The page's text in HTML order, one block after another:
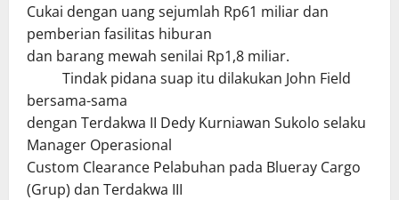
Cukai dengan uang sejumlah Rp61 miliar dan
pemberian fasilitas hiburan
dan barang mewah senilai Rp1,8 miliar.
Tindak pidana suap itu dilakukan John Field
bersama-sama
dengan Terdakwa II Dedy Kurniawan Sukolo selaku
Manager Operasional
Custom Clearance Pelabuhan pada Blueray Cargo
(Grup) dan Terdakwa III